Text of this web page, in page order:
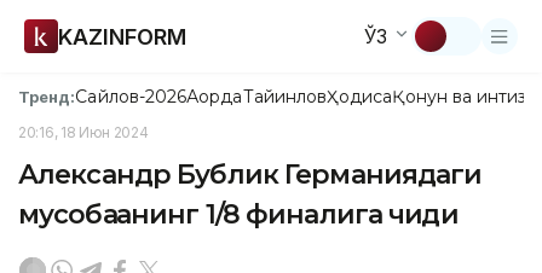
KAZINFORM ЎЗ
Тренд:Сайлов-2026АқордаТайинловҲодисаҚонун ва
20:16, 18 Июн 2024
Александр Бублик Германиядаги
мусобақанинг 1/8 финалига чиқди